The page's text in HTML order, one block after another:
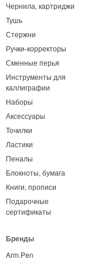
Чернила, картриджи
Тушь
Стержни
Ручки-корректоры
Сменные перья
Инструменты для
каллиграфии
Наборы
Аксессуары
Точилки
Ластики
Пеналы
Блокноты, бумага
Книги, прописи
Подарочные
сертификаты
Бренды
Arm.Pen